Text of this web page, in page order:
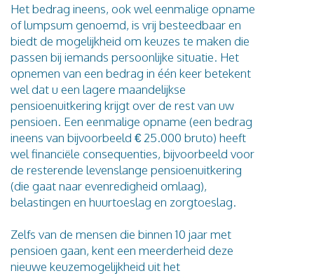
Het bedrag ineens, ook wel eenmalige opname
of lumpsum genoemd, is vrij besteedbaar en
biedt de mogelijkheid om keuzes te maken die
passen bij iemands persoonlijke situatie. Het
opnemen van een bedrag in één keer betekent
wel dat u een lagere maandelijkse
pensioenuitkering krijgt over de rest van uw
pensioen. Een eenmalige opname (een bedrag
ineens van bijvoorbeeld € 25.000 bruto) heeft
wel financiële consequenties, bijvoorbeeld voor
de resterende levenslange pensioenuitkering
(die gaat naar evenredigheid omlaag),
belastingen en huurtoeslag en zorgtoeslag.
Zelfs van de mensen die binnen 10 jaar met
pensioen gaan, kent een meerderheid deze
nieuwe keuzemogelijkheid uit het